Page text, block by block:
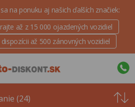
na ponuku aj našich ďalších značiek:
až z 15 000 ojazdených vozidiel
dispozícii až 500 zánovných vozidiel
(24)
ceny